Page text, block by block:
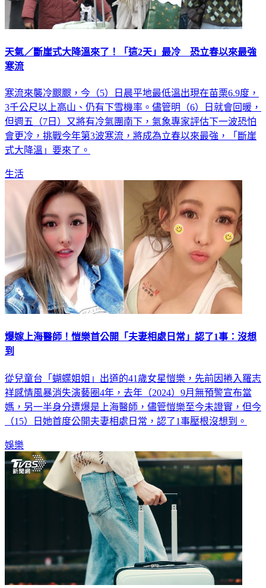
天氣／斷崖式大降溫來了！「這2天」最冷 恐立春以來最強
寒流
寒流來襲冷颼颼，今（5）日晨平地最低溫出現在苗栗6.9度，
3千公尺以上高山、仍有下雪機率。儘管明（6）日就會回暖，
但週五（7日）又將有冷氣團南下，氣象專家評估下一波恐怕
會更冷，挑戰今年第3波寒流，將成為立春以來最強，「斷崖
式大降溫」要來了。
生活
爆嫁上海醫師！愷樂首公開「夫妻相處日常」認了1事：沒想
到
從兒童台「蝴蝶姐姐」出道的41歲女星愷樂，先前因捲入羅志
祥感情風暴消失演藝圈4年，去年（2024）9月無預警宣布當
媽，另一半身分遭爆是上海醫師，儘管愷樂至今未證實，但今
（15）日她首度公開夫妻相處日常，認了1事壓根沒想到。
娛樂